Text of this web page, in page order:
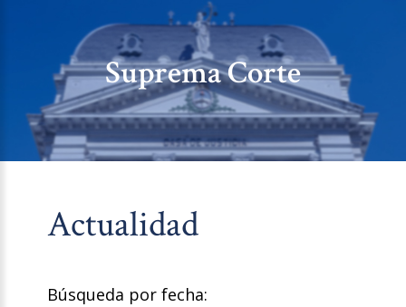
Suprema Corte
Actualidad
Búsqueda por fecha: